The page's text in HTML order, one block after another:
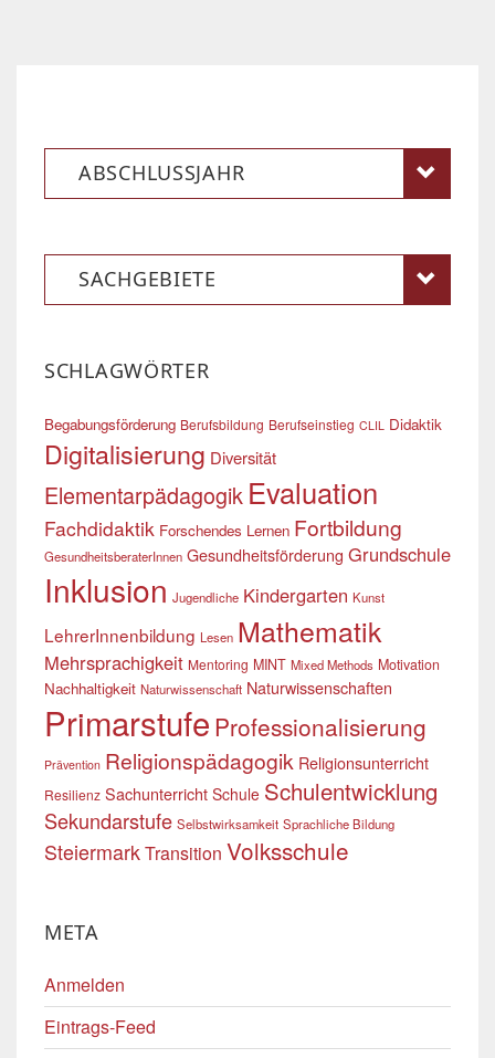
ABSCHLUSSJAHR
SACHGEBIETE
SCHLAGWÖRTER
Begabungsförderung Berufsbildung Berufseinstieg CLIL Didaktik
Digitalisierung Diversität
Elementarpädagogik Evaluation
Fachdidaktik Forschendes Lernen Fortbildung
GesundheitsberaterInnen Gesundheitsförderung Grundschule
Inklusion Jugendliche Kindergarten Kunst
LehrerInnenbildung Lesen Mathematik
Mehrsprachigkeit Mentoring MINT Mixed Methods Motivation
Nachhaltigkeit Naturwissenschaft Naturwissenschaften
Primarstufe Professionalisierung
Prävention Religionspädagogik Religionsunterricht
Resilienz Sachunterricht Schule Schulentwicklung
Sekundarstufe Selbstwirksamkeit Sprachliche Bildung
SteiermarkTransition Volksschule
META
Anmelden
Eintrags-Feed